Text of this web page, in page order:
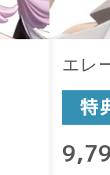
エレ